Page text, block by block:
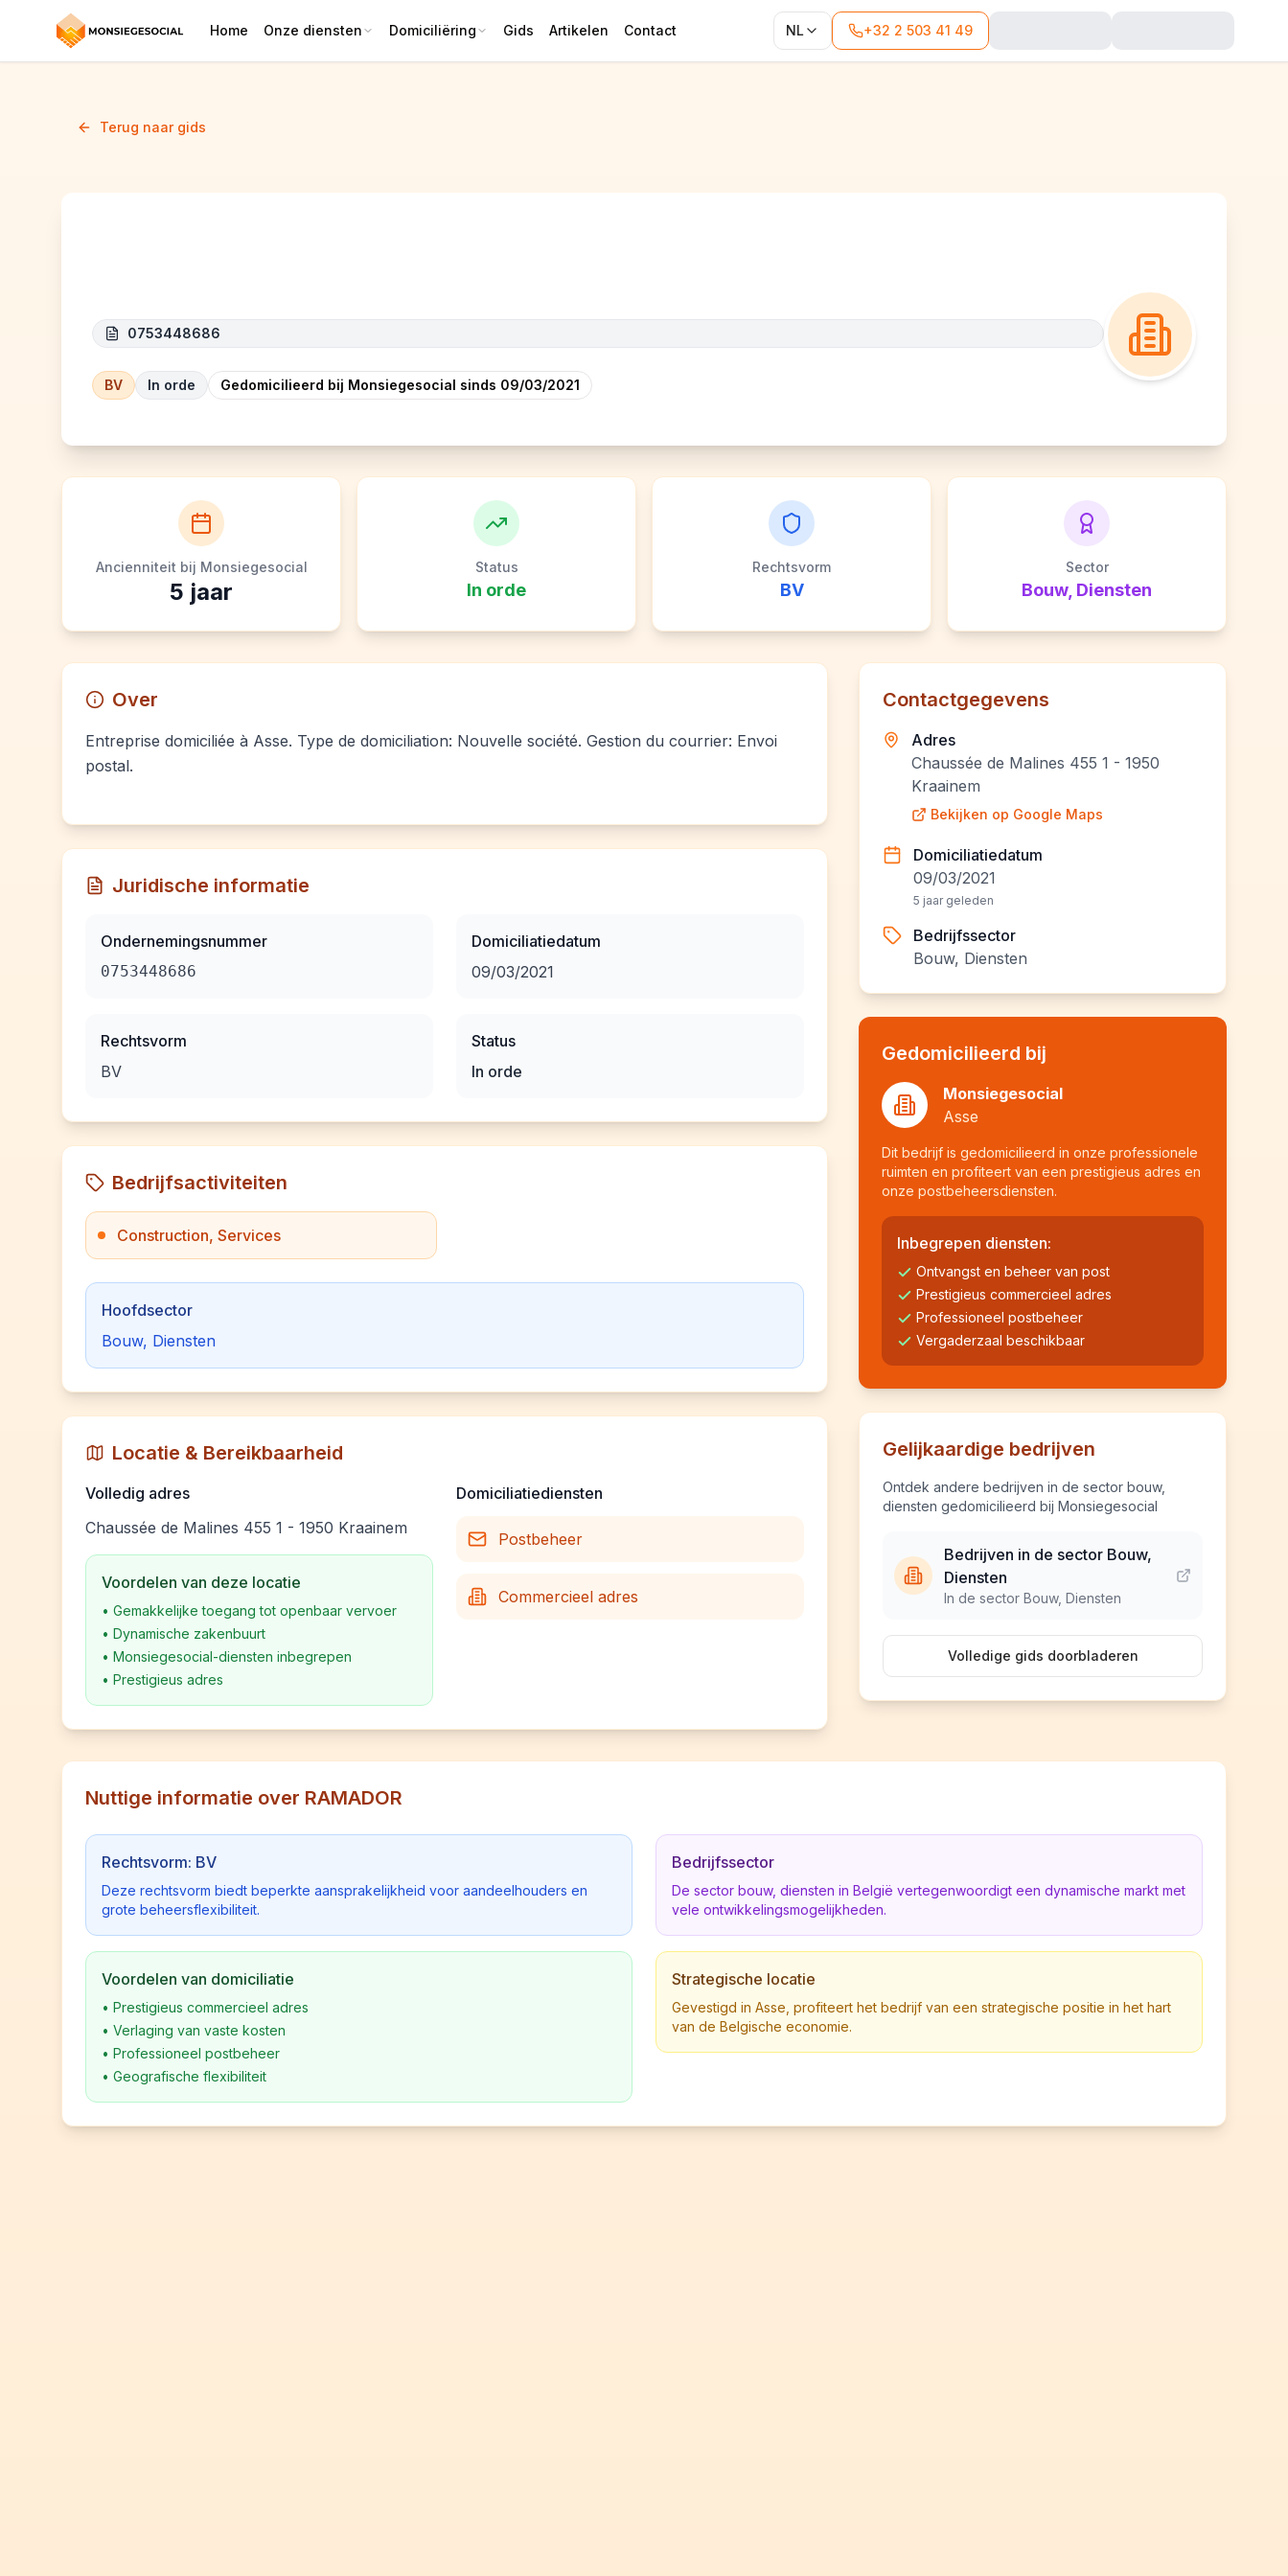
Home Onze diensten Domiciliëring Gids Artikelen Contact NL +32 2 503 41 49
Terug naar gids
0753448686
BV In orde Gedomicilieerd bij Monsiegesocial sinds 09/03/2021
Ancienniteit bij Monsiegesocial
5 jaar
Status
In orde
Rechtsvorm
BV
Sector
Bouw, Diensten
Over
Entreprise domiciliée à Asse. Type de domiciliation: Nouvelle société. Gestion du courrier: Envoi
postal.
Juridische informatie
Ondernemingsnummer
0753448686
Rechtsvorm
BV
Domiciliatiedatum
09/03/2021
Status
In orde
Bedrijfsactiviteiten
Construction, Services
Hoofdsector
Bouw, Diensten
Locatie & Bereikbaarheid
Volledig adres
Chaussée de Malines 455 1 - 1950 Kraainem
Voordelen van deze locatie
• Gemakkelijke toegang tot openbaar vervoer
• Dynamische zakenbuurt
• Monsiegesocial-diensten inbegrepen
• Prestigieus adres
Domiciliatiediensten
Postbeheer
Commercieel adres
Contactgegevens
Adres
Chaussée de Malines 455 1 - 1950
Kraainem
Bekijken op Google Maps
Domiciliatiedatum
09/03/2021
5 jaar geleden
Bedrijfssector
Bouw, Diensten
Gedomicilieerd bij
Monsiegesocial
Asse
Dit bedrijf is gedomicilieerd in onze professionele
ruimten en profiteert van een prestigieus adres en
onze postbeheersdiensten.
Inbegrepen diensten:
Ontvangst en beheer van post
Prestigieus commercieel adres
Professioneel postbeheer
Vergaderzaal beschikbaar
Gelijkaardige bedrijven
Ontdek andere bedrijven in de sector bouw,
diensten gedomicilieerd bij Monsiegesocial
Bedrijven in de sector Bouw,
Diensten
In de sector Bouw, Diensten
Volledige gids doorbladeren
Nuttige informatie over RAMADOR
Rechtsvorm: BV
Deze rechtsvorm biedt beperkte aansprakelijkheid voor aandeelhouders en
grote beheersflexibiliteit.
Voordelen van domiciliatie
• Prestigieus commercieel adres
• Verlaging van vaste kosten
• Professioneel postbeheer
• Geografische flexibiliteit
Bedrijfssector
De sector bouw, diensten in België vertegenwoordigt een dynamische markt met
vele ontwikkelingsmogelijkheden.
Strategische locatie
Gevestigd in Asse, profiteert het bedrijf van een strategische positie in het hart
van de Belgische economie.